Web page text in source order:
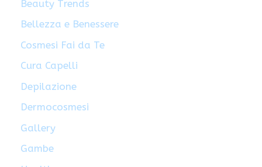
Beauty Trends
Bellezza e Benessere
Cosmesi Fai da Te
Cura Capelli
Depilazione
Dermocosmesi
Gallery
Gambe